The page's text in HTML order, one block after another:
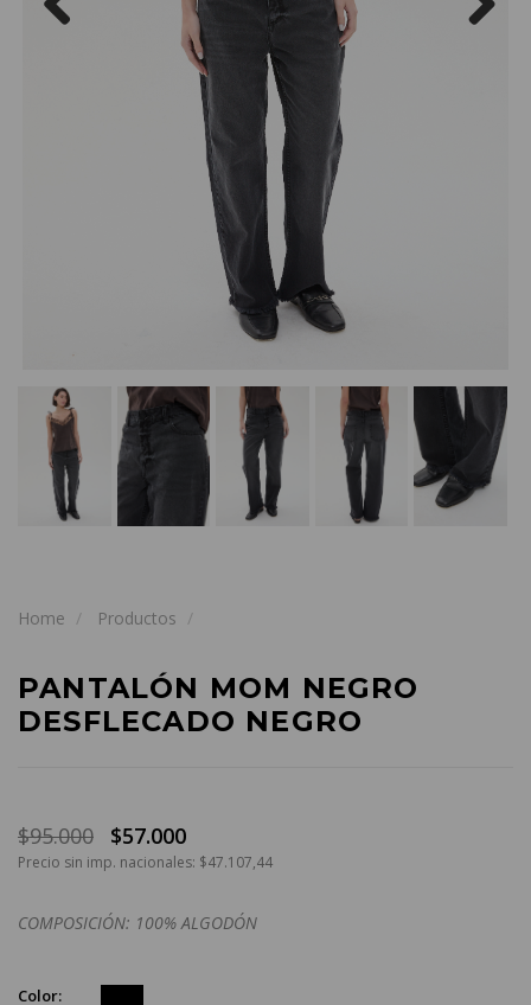
Home Productos
PANTALÓN MOM NEGRO
DESFLECADO NEGRO
$95.000 $57.000
Precio sin imp. nacionales: $47.107,44
COMPOSICIÓN: 100% ALGODÓN
Color: